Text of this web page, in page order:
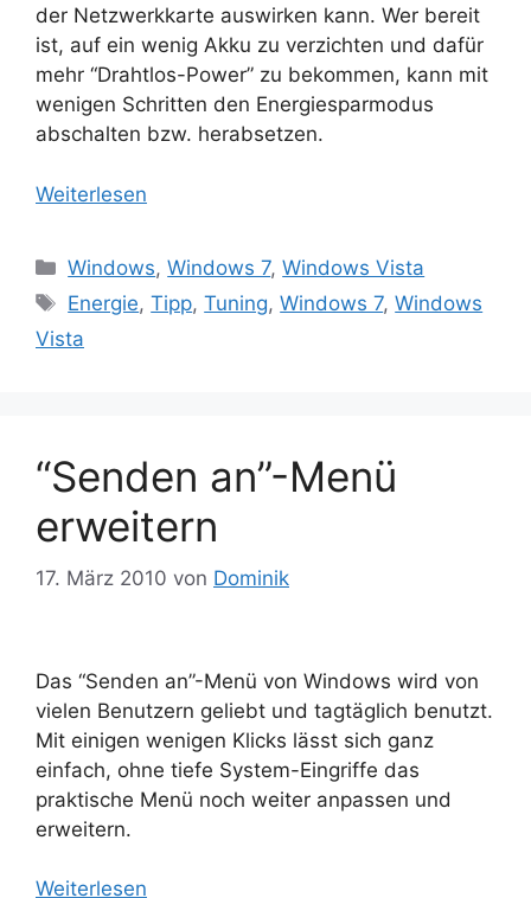
der Netzwerkkarte auswirken kann. Wer bereit
ist, auf ein wenig Akku zu verzichten und dafür
mehr “Drahtlos-Power” zu bekommen, kann mit
wenigen Schritten den Energiesparmodus
abschalten bzw. herabsetzen.
Weiterlesen
Kategorien
Windows,Windows 7,Windows Vista
Schlagwörter
Energie,Tipp,Tuning,Windows 7,Windows
Vista
“Senden an”-Menü
erweitern
17. März 2010 von Dominik
Das “Senden an”-Menü von Windows wird von
vielen Benutzern geliebt und tagtäglich benutzt.
Mit einigen wenigen Klicks lässt sich ganz
einfach, ohne tiefe System-Eingriffe das
praktische Menü noch weiter anpassen und
erweitern.
Weiterlesen